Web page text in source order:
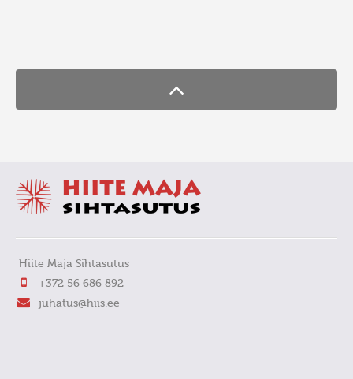
Hiite Maja Sihtasutus
+372 56 686 892
juhatus@hiis.ee